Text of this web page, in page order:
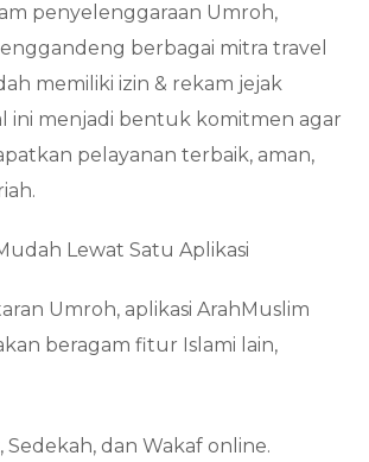
penyelenggaraan Umroh,
berbagai mitra travel
memiliki izin & rekam jejak
ini menjadi bentuk komitmen agar
pelayanan terbaik, aman,
Lewat Satu Aplikasi
Umroh, aplikasi ArahMuslim
beragam fitur Islami lain,
Sedekah, dan Wakaf online.